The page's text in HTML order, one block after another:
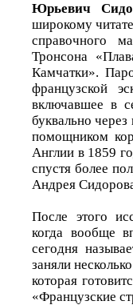
Юрьевич
широкому
справочного
Тронсона
Камчатки».
французской
включавшее в
буквально
помощником
Англии в 1859
спустя более
Андрея
После этого
когда вообще
сегодня
заняли
которая
«Французские